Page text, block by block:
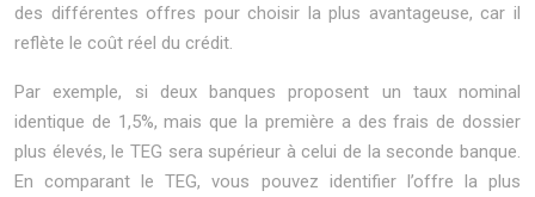
des différentes offres pour choisir la plus avantageuse, car il
reflète le coût réel du crédit.
Par exemple, si deux banques proposent un taux nominal
identique de 1,5%, mais que la première a des frais de dossier
plus élevés, le TEG sera supérieur à celui de la seconde banque.
En comparant le TEG, vous pouvez identifier l’offre la plus